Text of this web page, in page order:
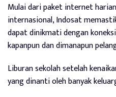
Mulai dari paket internet
internasional, Indosat
dapat dinikmati dengan
kapanpun dan dimanapun
Liburan sekolah setelah
yang dinanti oleh banyak